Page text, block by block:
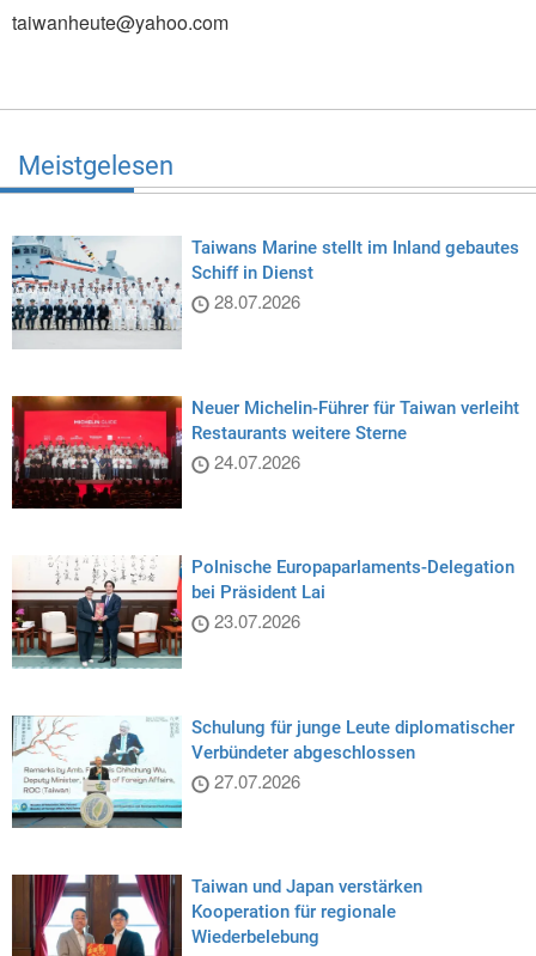
taiwanheute@yahoo.com
Meistgelesen
Taiwans Marine stellt im Inland gebautes
Schiff in Dienst
28.07.2026
Neuer Michelin-Führer für Taiwan verleiht
Restaurants weitere Sterne
24.07.2026
Polnische Europaparlaments-Delegation
bei Präsident Lai
23.07.2026
Schulung für junge Leute diplomatischer
Verbündeter abgeschlossen
27.07.2026
Taiwan und Japan verstärken
Kooperation für regionale
Wiederbelebung